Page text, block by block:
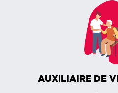
AUXILIAIRE DE